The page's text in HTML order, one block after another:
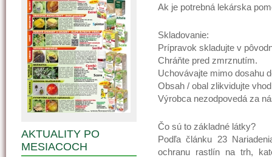
Ak je potrebná lekárska
Skladovanie:
Prípravok skladujte v
Chráňte pred zmrznutím.
Uchovávajte mimo dosahu
Obsah / obal zlikvidujte
Výrobca nezodpovedá za
Čo sú to základné látky?
Podľa článku 23
ochranu rastlín na trh,
AKTUALITY PO
MESIACOCH